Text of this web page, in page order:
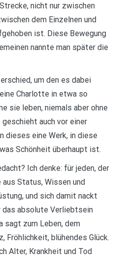
nicht nur zwischen
dem Einzelnen und
ist. Diese Bewegung
nannte man später die
um den es dabei
Charlotte in etwa so
sie leben, niemals aber ohne
geschieht auch vor einer
dieses eine Werk, in diese
Schönheit überhaupt ist.
Ich denke: für jeden, der
Status, Wissen und
und sich damit nackt
das absolute Verliebtsein
sagt zum Leben, dem
Fröhlichkeit, blühendes Glück.
Alter, Krankheit und Tod